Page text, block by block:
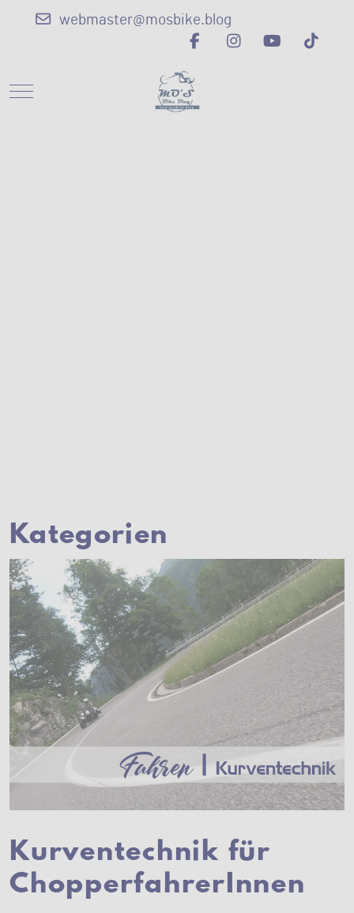
webmaster@mosbike.blog
Mobile Menu Toggle
Kategorien
Kurventechnik für
ChopperfahrerInnen